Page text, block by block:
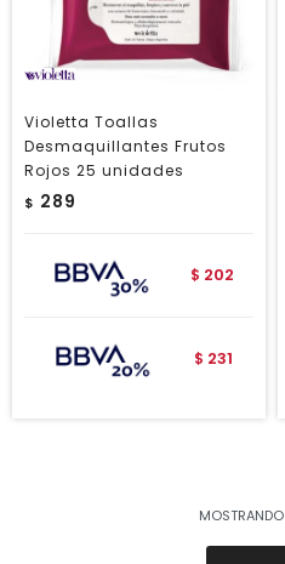
Violetta Toallas
Desmaquillantes Frutos
Rojos 25 unidades
$ 289
$ 202
$ 231
MOSTRANDO